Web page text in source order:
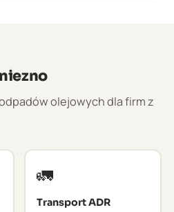
olejowych dla firm z
🚛
Transport ADR